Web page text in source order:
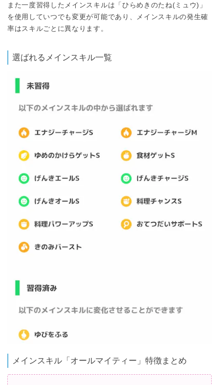
また一度習得したメインスキルは「ひらめきのたね(ミュウ)」
を使用していつでも変更が可能であり、メインスキルの発生確
率はスキルごとに異なります。
選ばれるメインスキル一覧
メインスキル「オールマイティー」特徴まとめ